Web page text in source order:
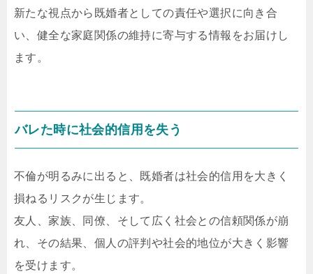
新たな視点から既婚者としての責任や選択に向き合
い、健全な家庭関係の維持に寄与する情報をお届けし
ます。
バレた時に社会的信用を失う
不倫が明るみに出ると、既婚者は社会的信用を大きく
損ねるリスクが生じます。
友人、家族、同僚、そして広く社会との信頼関係が崩
れ、その結果、個人の評判や社会的地位が大きく影響
を受けます。